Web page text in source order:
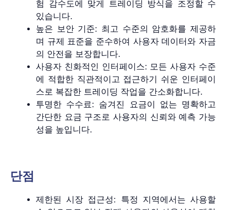
험 감수도에 맞게 트레이딩 방식을 조정할 수
있습니다.
높은 보안 기준: 최고 수준의 암호화를 제공하
며 규제 표준을 준수하여 사용자 데이터와 자금
의 안전을 보장합니다.
사용자 친화적인 인터페이스: 모든 사용자 수준
에 적합한 직관적이고 접근하기 쉬운 인터페이
스로 복잡한 트레이딩 작업을 간소화합니다.
투명한 수수료: 숨겨진 요금이 없는 명확하고
간단한 요금 구조로 사용자의 신뢰와 예측 가능
성을 높입니다.
단점
제한된 시장 접근성: 특정 지역에서는 사용할